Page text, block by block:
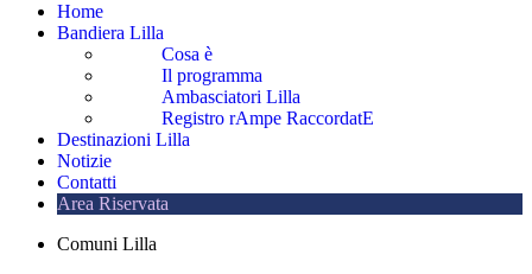
Home
Bandiera Lilla
Cosa è
Il programma
Ambasciatori Lilla
Registro rAmpe RaccordatE
Destinazioni Lilla
Notizie
Contatti
Area Riservata
Comuni Lilla